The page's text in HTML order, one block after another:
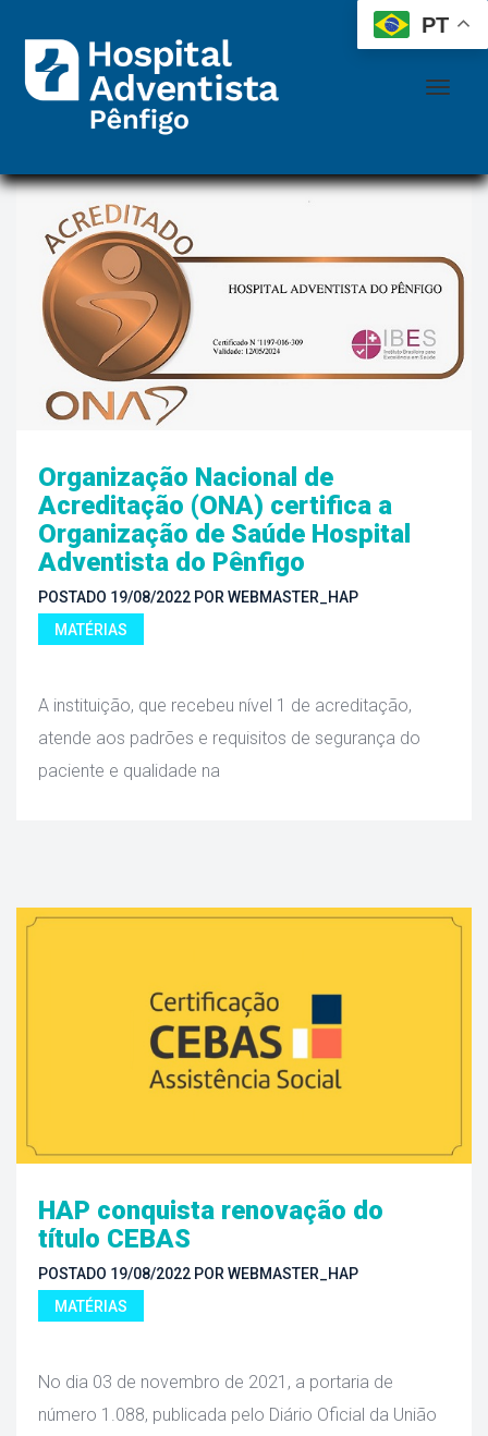
Organização Nacional de
Acreditação (ONA) certifica a
Organização de Saúde Hospital
Adventista do Pênfigo
POSTADO 19/08/2022 POR WEBMASTER_HAP
MATÉRIAS
A instituição, que recebeu nível 1 de acreditação,
atende aos padrões e requisitos de segurança do
paciente e qualidade na
HAP conquista renovação do
título CEBAS
POSTADO 19/08/2022 POR WEBMASTER_HAP
MATÉRIAS
No dia 03 de novembro de 2021, a portaria de
número 1.088, publicada pelo Diário Oficial da União
PT